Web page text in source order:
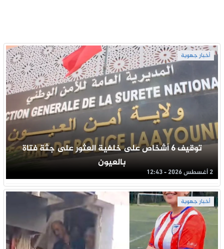
أخبار جهوية
توقيف 6 أشخاص على خلفية العثور على جثة فتاة
بالعيون
2 أغسطس 2026 - 12:43
أخبار جهوية